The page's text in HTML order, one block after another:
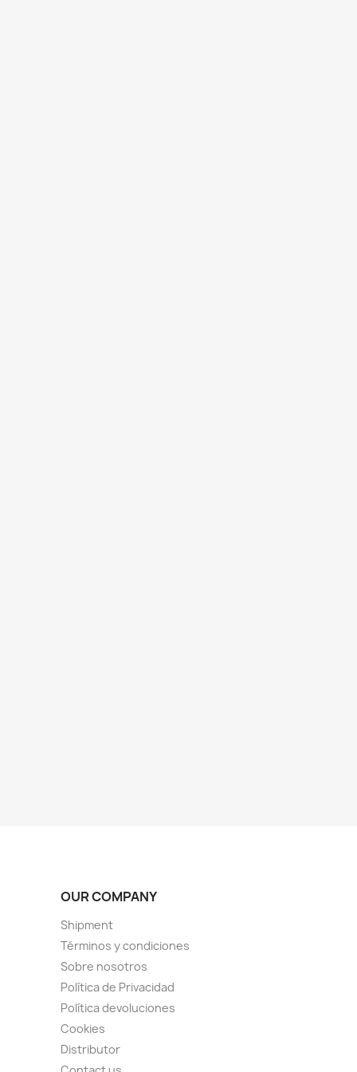
OUR COMPANY
Shipment
Términos y condiciones
Sobre nosotros
Política de Privacidad
Política devoluciones
Cookies
Distributor